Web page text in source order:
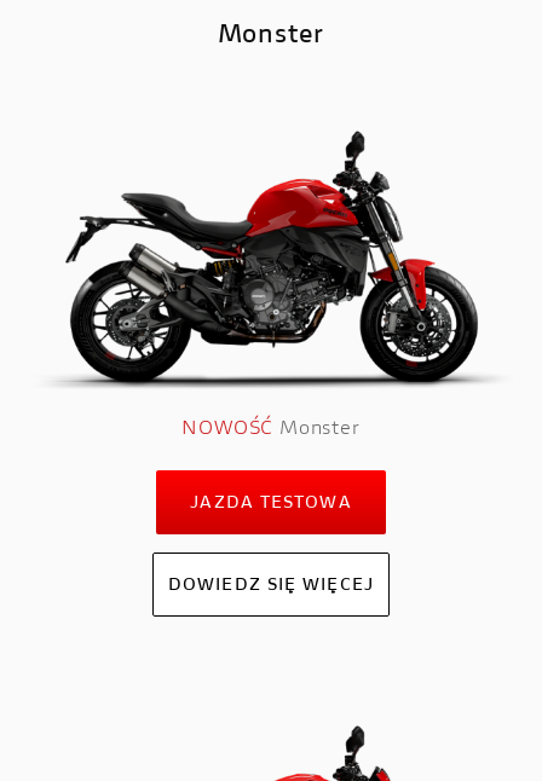
Monster
NOWOŚĆ Monster
JAZDA TESTOWA
DOWIEDZ SIĘ WIĘCEJ